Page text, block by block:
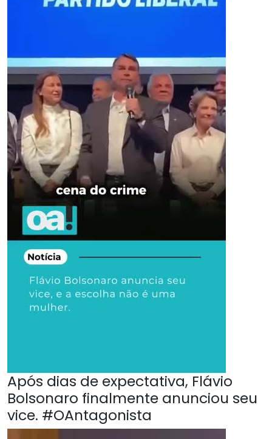
Após dias de expectativa, Flávio
Bolsonaro finalmente anunciou seu
vice. #OAntagonista